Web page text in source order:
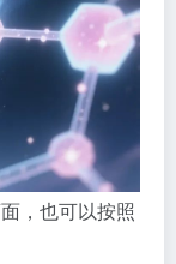
，也可以按照